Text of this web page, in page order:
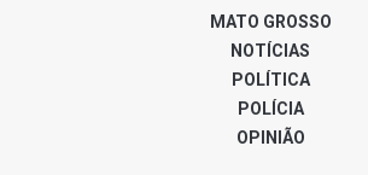
MATO GROSSO
NOTÍCIAS
POLÍTICA
POLÍCIA
OPINIÃO